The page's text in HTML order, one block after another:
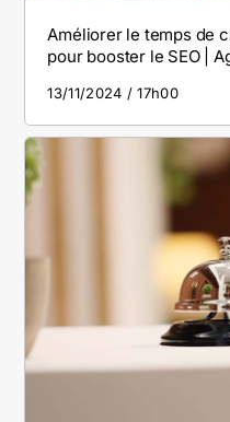
Améliorer le temps de
pour booster le SEO |
13/11/2024 17h00